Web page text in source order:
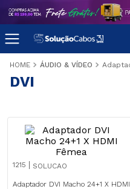
ÁUDIO & VÍDEO
DVI
1215 SOLUCAO
Adaptador DVI Macho 24+1 X HDMI